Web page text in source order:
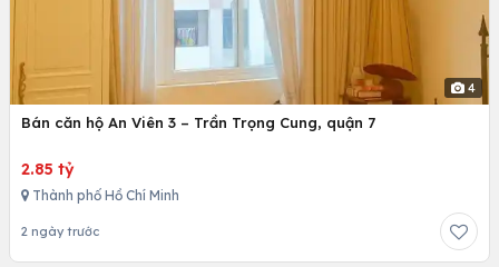
4
Bán căn hộ An Viên 3 – Trần Trọng Cung, quận 7
2.85 tỷ
Thành phố Hồ Chí Minh
2 ngày trước